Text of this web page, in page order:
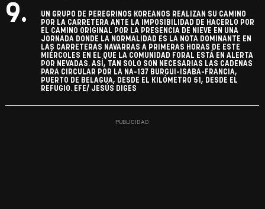
9.
UN GRUPO DE PEREGRINOS KOREANOS REALIZAN SU CAMINO
POR LA CARRETERA ANTE LA IMPOSIBILIDAD DE HACERLO POR
EL CAMINO ORIGINAL POR LA PRESENCIA DE NIEVE EN UNA
JORNADA DONDE LA NORMALIDAD ES LA NOTA DOMINANTE EN
LAS CARRETERAS NAVARRAS A PRIMERAS HORAS DE ESTE
MIÉRCOLES EN EL QUE LA COMUNIDAD FORAL ESTÁ EN ALERTA
POR NEVADAS. ASÍ, TAN SOLO SON NECESARIAS LAS CADENAS
PARA CIRCULAR POR LA NA-137 BURGUI-ISABA-FRANCIA,
PUERTO DE BELAGUA, DESDE EL KILÓMETRO 51, DESDE EL
REFUGIO. EFE/ JESÚS DIGES